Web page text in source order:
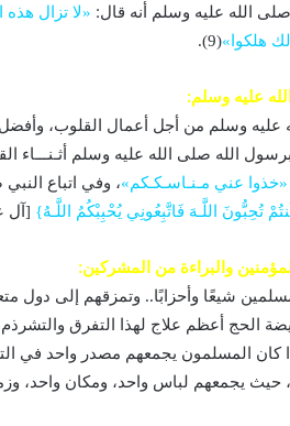
الله عليه وسلم أنه قال: «لا تزال هذه
هلكوا»(9).
عليه وسلم:
عليه وسلم من أجل أعمال القلوب،
الله صلى الله عليه وسلم
«خذوا عني مـنـاسـكـكم»، وفي اتباع
تُحِبُّونَ اللَّـهَ فَاتَّبِعُونِي يُحْبِبْكُمُ اللَّـهُ} [آل
والبراءة من المشركين:
شيعًا وأحزابًا.. وتمزقهم إلى دول
الحج أعظم علاج لهذا التفرق
كان المسلمون يجمعهم مصدر واحد في
حيث يجمعهم لباس واحد، ومكان واحد،